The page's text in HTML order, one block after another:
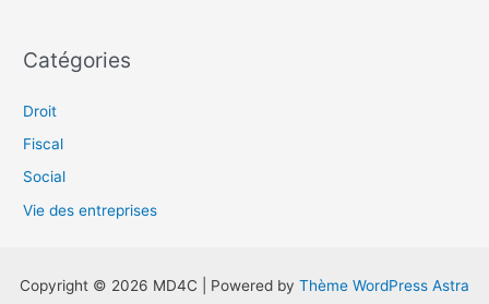
Catégories
Droit
Fiscal
Social
Vie des entreprises
Copyright © 2026 MD4C | Powered by Thème WordPress Astra